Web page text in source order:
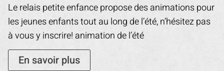
Le relais petite enfance propose des animations pour
les jeunes enfants tout au long de l’été, n’hésitez pas
à vous y inscrire! animation de l’été
En savoir plus